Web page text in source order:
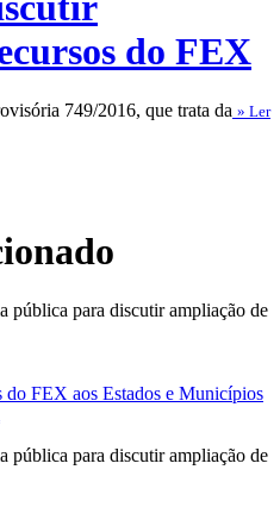
do FEX
749/2016, que trata da » Ler
do FEX aos Estados e Municípios